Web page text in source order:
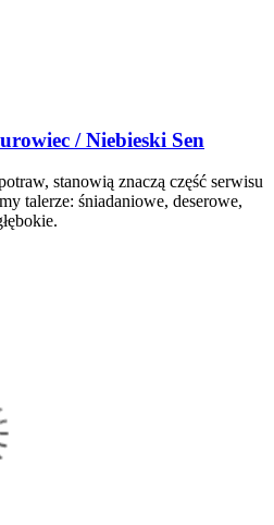
/ Niebieski Sen
stanowią znaczą część serwisu
talerze: śniadaniowe, deserowe,